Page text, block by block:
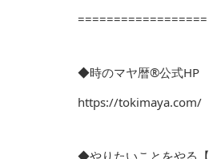
==================
◆時のマヤ暦®︎公式HP
https://tokimaya.com/